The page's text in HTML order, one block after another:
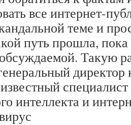
все интернет-
теме и
путь прошла, пока
Такую
специалист
интеллекта и